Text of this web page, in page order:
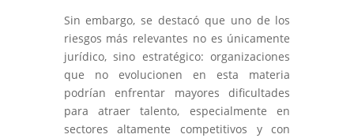
Sin embargo, se destacó que uno de los
riesgos más relevantes no es únicamente
jurídico, sino estratégico: organizaciones
que no evolucionen en esta materia
podrían enfrentar mayores dificultades
para atraer talento, especialmente en
sectores altamente competitivos y con